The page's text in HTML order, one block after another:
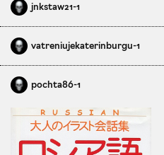
jnkstaw21-1
vatreniujekaterinburgu-1
pochta86-1